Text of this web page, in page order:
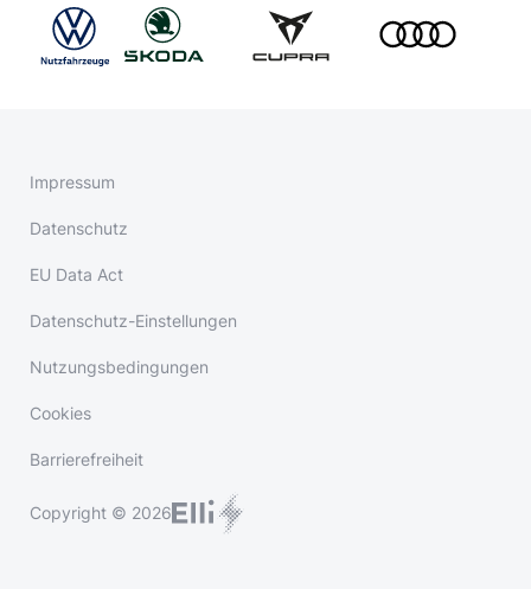
Impressum
Datenschutz
EU Data Act
Datenschutz-Einstellungen
Nutzungsbedingungen
Cookies
Barrierefreiheit
Copyright © 2026